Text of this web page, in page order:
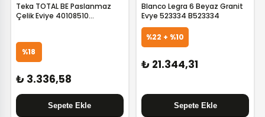
Teka TOTAL BE Paslanmaz
Çelik Eviye 40108510
%18
₺ 3.336,58
Blanco Legra 6 Beyaz Granit
Evye 523334 B523334
%22 + %10
₺ 21.344,31